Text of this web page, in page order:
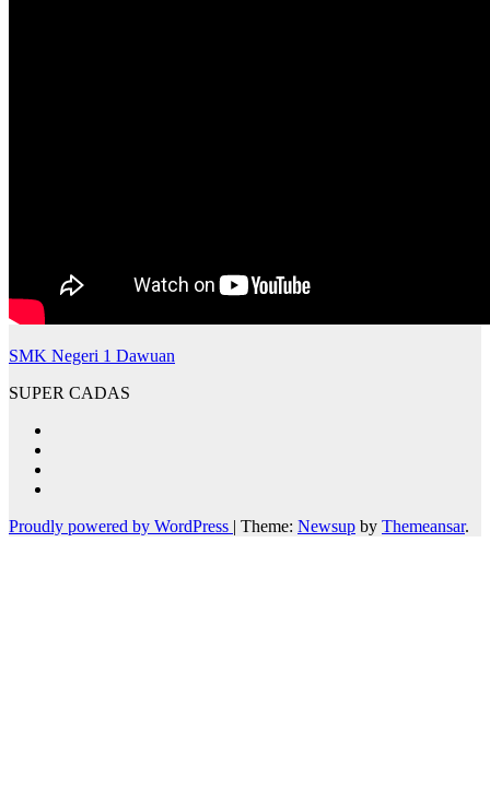
SMK Negeri 1 Dawuan
SUPER CADAS
Proudly powered by WordPress | Theme: Newsup by Themeansar.